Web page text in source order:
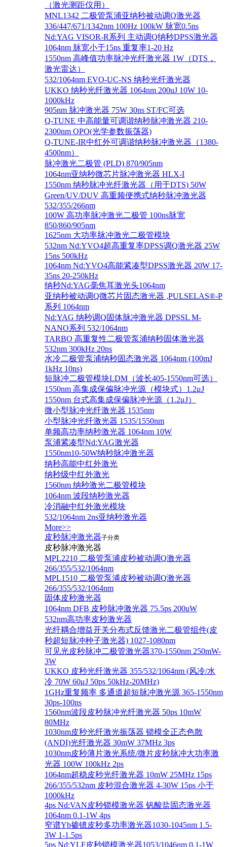
（激光测距仪用）
MNL1342 二极管泵浦亚纳秒被动调Q激光器
336/447/671/1342nm 100Hz 100kW 脉宽0.5ns
Nd:YAG VISOR-R系列 主动调Q纳秒DPSS激光器
1064nm 脉宽小于15ns 重复率1-20 Hz
1550nm 高峰值功率脉冲光纤激光器 1W（DTS，
激光雷达）
532/1064nm EVO-UC-NS 纳秒光纤激光器
UKKO 纳秒光纤激光器 1064nm 200uJ 10W 10-
1000kHz
905nm 脉冲激光器 75W 30ns ST/FC可选
Q-TUNE 中高能量可调谐纳秒脉冲激光器 210-
2300nm OPO(光学参数振荡器)
Q-TUNE-IR中红外可调谐纳秒脉冲激光器（1380-
4500nm）
脉冲激光二极管 (PLD) 870/905nm
1064nm亚纳秒微芯片脉冲激光器 HLX-I
1550nm 纳秒脉冲光纤激光器（用于DTS) 50W
Green/UV/DUV 高重频便携式纳秒脉冲激光器
532/355/266nm
100W 高功率脉冲激光二极管 100ns脉宽
850/860/905nm
1625nm 大功率脉冲激光二极管模块
532nm Nd:YVO4超高重复率DPSS调Q激光器 25W
15ns 500kHz
1064nm Nd:YVO4高能紧凑型DPSS激光器 20W 17-
35ns 20-250kHz
纳秒Nd:YAG毫焦耳激光头1064nm
亚纳秒被动调Q微芯片固态激光器 ,PULSELAS®-P
系列 1064nm
Nd:YAG 纳秒调Q固体脉冲激光器 DPSSL M-
NANO系列 532/1064nm
TARBO 高重复性二极管泵浦纳秒固体激光器
532nm 300kHz 20ns
水冷二极管泵浦纳秒固态激光器 1064nm (100mJ
1kHz 10ns)
短脉冲二极管模块LDM（波长405-1550nm可选）
1550nm 高集成保偏脉冲光源（模块式）1.2μJ
1550nm 台式高集成保偏脉冲光源（1.2μJ）
微小型脉冲光纤激光器 1535nm
小型脉冲光纤激光器 1535/1550nm
单频高功率纳秒激光器 1064nm 10W
泵浦紧凑型Nd:YAG激光器
1550nm10-50W纳秒脉冲激光器
纳秒高能中红外激光
纳秒级中红外激光
1560nm 纳秒激光二极管模块
1064nm 波段纳秒激光器
冷消融中红外激光模块
532/1064nm 2ns亚纳秒激光器
More>>
皮秒脉冲激光器子分类
皮秒脉冲激光器
​MPL2210 二极管泵浦皮秒被动调Q激光器
266/355/532/1064nm
MPL1510 二极管泵浦皮秒被动调Q激光器
266/355/532/1064nm
固体皮秒激光器
1064nm DFB 皮秒脉冲激光器 75.5ps 200uW
532nm高功率皮秒激光器
光纤耦合增益开关分布式反馈激光二极管组件(皮
秒超短脉冲种子激光器) 1027-1080nm
可见光皮秒脉冲二极管激光器370-1550nm 250mW-
3W
UKKO 皮秒光纤激光器 355/532/1064nm (风冷/水
冷 70W 60μJ 50ps 50kHz-20MHz)
1GHz重复频率 多通道超短脉冲激光源 365-1550nm
30ps-100ns
1560nm波段皮秒脉冲光纤激光器 50ps 10mW
80MHz
1030nm皮秒光纤激光振荡器 锁模全正态色散
(ANDI)光纤激光器 30mW 37MHz 3ps
1030nm皮秒薄片激光系统/微片皮秒脉冲大功率激
光器 100W 100kHz 2ps
1064nm超稳皮秒光纤激光器 10mW 25MHz 15ps
266/355/532nm 皮秒混合激光器 4-30W 15ps 小于
1000kHz
4ps Nd:VAN皮秒锁模激光器 钒酸盐固态激光器
1064nm 0.1-1W 4ps
窄谱Yb掺镱皮秒多功率激光器1030-1045nm 1.5-
3W 1-1.5ps
5ps Nd:YLF皮秒锁模激光器1053/1046nm 0.1-1W